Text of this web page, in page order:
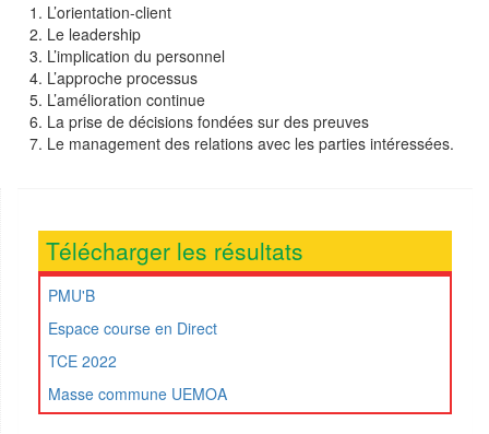
L’orientation-client
Le leadership
L’implication du personnel
L’approche processus
L’amélioration continue
La prise de décisions fondées sur des preuves
Le management des relations avec les parties intéressées.
Télécharger les résultats
PMU'B
Espace course en Direct
TCE 2022
Masse commune UEMOA